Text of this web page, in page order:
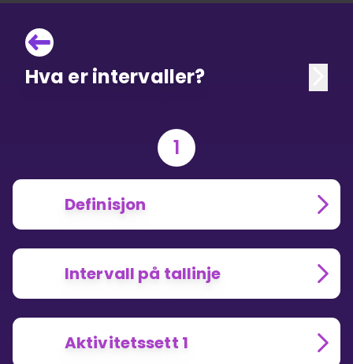
Hva er intervaller?
1
Definisjon
Intervall på tallinje
Aktivitetssett 1